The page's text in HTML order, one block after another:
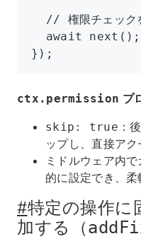
// 権限チェック
  await
next ();
});
ctx.permission プ
skip: true ：
ップし、直接アク
ミドルウェア内
的に設定でき、柔
#特定の操作に
加する（